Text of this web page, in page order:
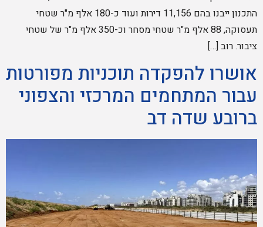
התכנון ייבנו בהם 11,156 דירות ועוד כ-180 אלף מ"ר שטחי
תעסוקה, 88 אלף מ"ר שטחי מסחר וכ-350 אלף מ"ר של שטחי
ציבור. רוב […]
אושרו להפקדה תוכניות מפורטות
עבור המתחמים המרכזי והצפוני
ברובע שדה דב